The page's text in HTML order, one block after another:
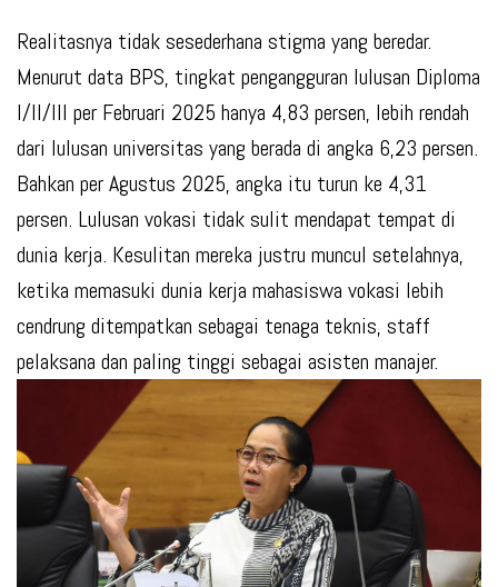
Realitasnya tidak sesederhana stigma yang beredar.
Menurut data BPS, tingkat pengangguran lulusan Diploma
I/II/III per Februari 2025 hanya 4,83 persen, lebih rendah
dari lulusan universitas yang berada di angka 6,23 persen.
Bahkan per Agustus 2025, angka itu turun ke 4,31
persen. Lulusan vokasi tidak sulit mendapat tempat di
dunia kerja. Kesulitan mereka justru muncul setelahnya,
ketika memasuki dunia kerja mahasiswa vokasi lebih
cendrung ditempatkan sebagai tenaga teknis, staff
pelaksana dan paling tinggi sebagai asisten manajer.